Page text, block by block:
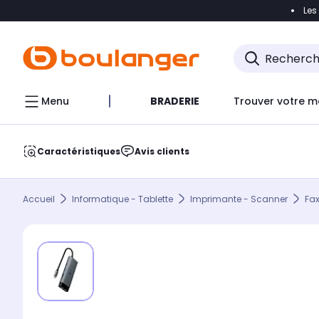
Accéder
Menu BRADERIE Trouver votre
Caractéristiques Avis clients
Accueil Informatique - Tablette Imprimante - Scanner